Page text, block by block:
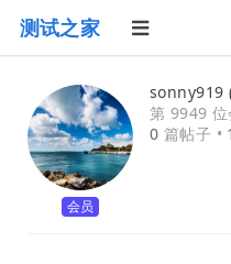
测试之家
会员
sonny919
第 9949
0 篇帖子 •